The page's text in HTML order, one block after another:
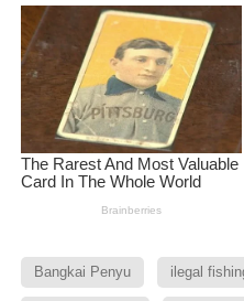
Bangkai Penyu ilegal